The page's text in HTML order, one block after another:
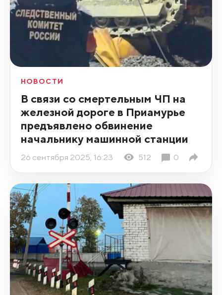
НОВОСТИ
В связи со смертельным ЧП на
железной дороге в Приамурье
предъявлено обвинение
начальнику машинной станции
26 сентября 2025, 16:23 512 0